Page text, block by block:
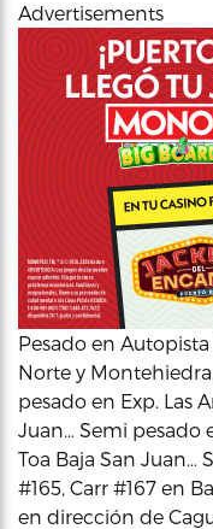
Advertisements
Pesado en Autopista
Norte y
pesado en Exp. Las
Juan… Semi pesado
Toa Baja San Juan…
#165, Carr #167 en
en dirección de